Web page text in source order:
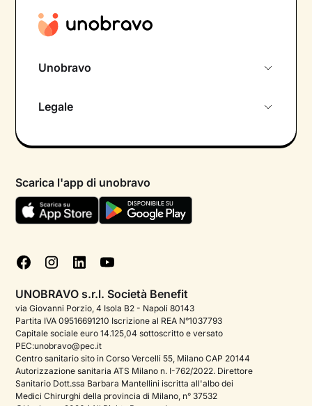
Unobravo
Psicologo in chat
Aiuto urgente
FAQ
Podcast di psicologia
Corporate
Psicologo italiano all'estero
Approfondimenti sulla salute mentale
Legale
Termini e condizioni
Informativa Privacy
Cookie policy
Gestisci cookie
Scarica l'app di unobravo
UNOBRAVO s.r.l. Società Benefit
via Giovanni Porzio, 4 Isola B2 - Napoli 80143
Partita IVA 09516691210 Iscrizione al REA N°1037793
Capitale sociale euro 14.125,04 sottoscritto e versato
PEC:unobravo@pec.it
Centro sanitario sito in Corso Vercelli 55, Milano CAP 20144
Autorizzazione sanitaria ATS Milano n. I-762/2022. Direttore
Sanitario Dott.ssa Barbara Mantellini iscritta all'albo dei
Medici Chirurghi della provincia di Milano, n° 37532